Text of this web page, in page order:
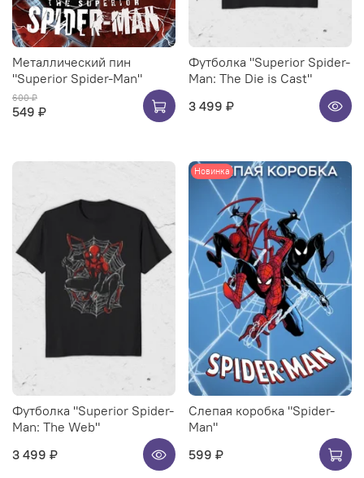
Металлический пин
"Superior Spider-Man"
600 ₽
549 ₽
Футболка "Superior Spider-
Man: The Die is Cast"
3 499 ₽
Футболка "Superior Spider-
Man: The Web"
3 499 ₽
Новинка
Слепая коробка "Spider-
Man"
599 ₽